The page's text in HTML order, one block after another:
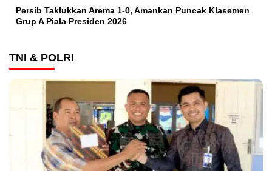
Persib Taklukkan Arema 1-0, Amankan Puncak Klasemen
Grup A Piala Presiden 2026
TNI & POLRI